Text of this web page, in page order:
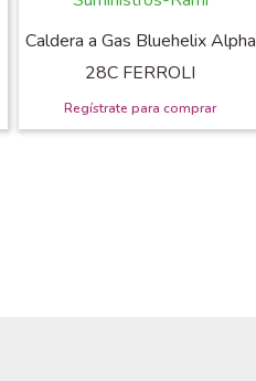
Caldera a Gas Bluehelix Alpha
28C FERROLI